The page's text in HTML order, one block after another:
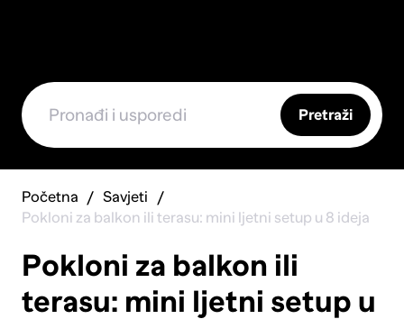
Pretraži
Početna
Savjeti
Pokloni za balkon ili terasu: mini ljetni setup u 8 ideja
Pokloni za balkon ili
terasu: mini ljetni setup u